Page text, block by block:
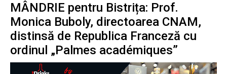
MÂNDRIE pentru Bistrița: Prof.
Monica Buboly, directoarea CNAM,
distinsă de Republica Franceză cu
ordinul „Palmes académiques”